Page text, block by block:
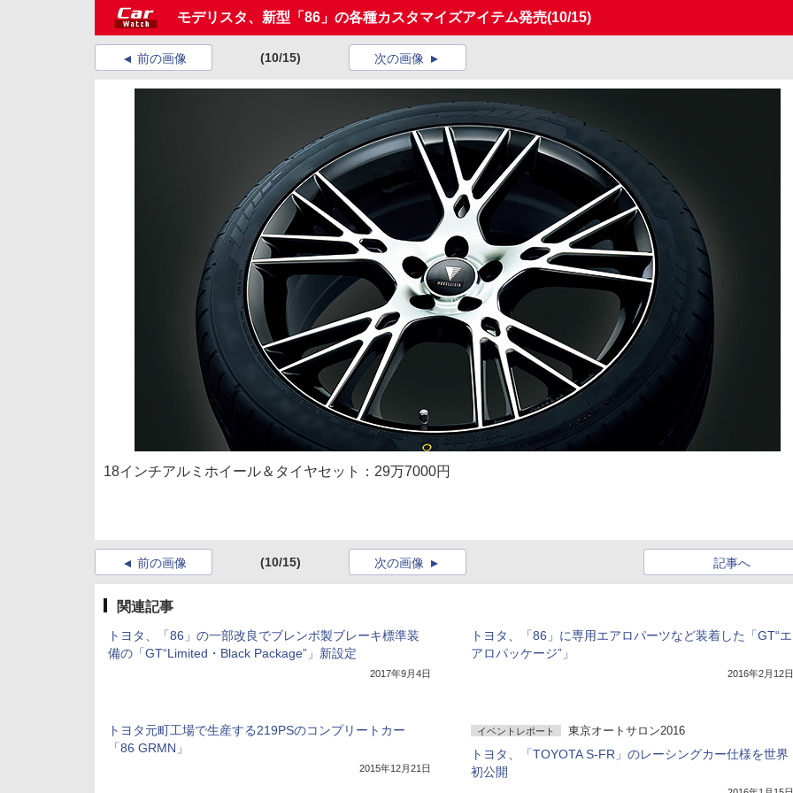
モデリスタ、新型「86」の各種カスタマイズアイテム発売(10/15)
前の画像 (10/15) 次の画像
18インチアルミホイール＆タイヤセット：29万7000円
前の画像 (10/15) 記事へ
次の画像
関連記事
トヨタ、「86」の一部改良でブレンボ製ブレーキ標準装
備の「GT“Limited・Black Package”」新設定
2017年9月4日
トヨタ、「86」に専用エアロパーツなど装着した「GT“エ
アロパッケージ”」
2016年2月12日
トヨタ元町工場で生産する219PSのコンプリートカー
「86 GRMN」
2015年12月21日
イベントレポート 東京オートサロン2016
トヨタ、「TOYOTA S-FR」のレーシングカー仕様を世界
初公開